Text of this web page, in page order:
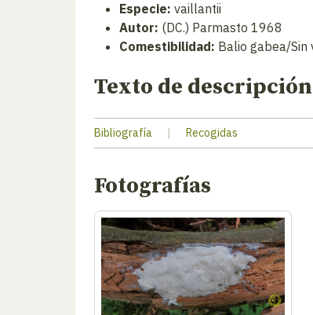
Especie: vaillantii
Autor: (DC.) Parmasto 1968
Comestibilidad: Balio gabea/Sin
Texto de descripción
Bibliografía | Recogidas
Fotografías